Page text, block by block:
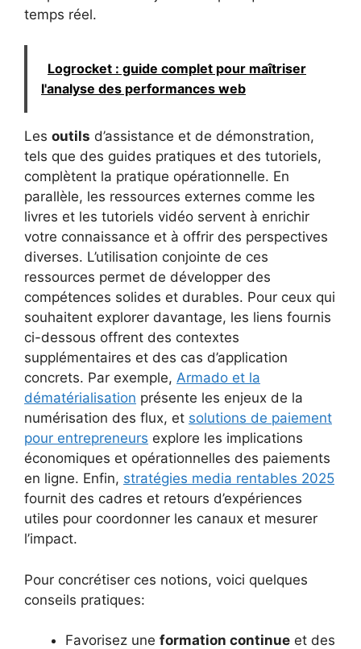
temps réel.
Logrocket : guide complet pour maîtriser
l'analyse des performances web
Les outils d’assistance et de démonstration,
tels que des guides pratiques et des tutoriels,
complètent la pratique opérationnelle. En
parallèle, les ressources externes comme les
livres et les tutoriels vidéo servent à enrichir
votre connaissance et à offrir des perspectives
diverses. L’utilisation conjointe de ces
ressources permet de développer des
compétences solides et durables. Pour ceux qui
souhaitent explorer davantage, les liens fournis
ci-dessous offrent des contextes
supplémentaires et des cas d’application
concrets. Par exemple, Armado et la
dématérialisation présente les enjeux de la
numérisation des flux, et solutions de paiement
pour entrepreneurs explore les implications
économiques et opérationnelles des paiements
en ligne. Enfin, stratégies media rentables 2025
fournit des cadres et retours d’expériences
utiles pour coordonner les canaux et mesurer
l’impact.
Pour concrétiser ces notions, voici quelques
conseils pratiques:
Favorisez une formation continue et des